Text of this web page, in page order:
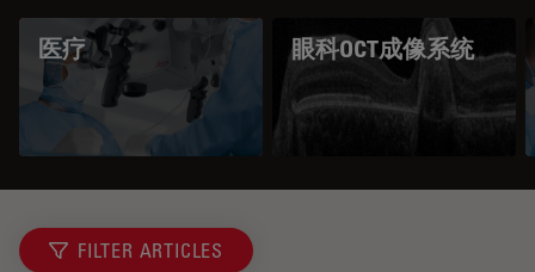
医疗 眼科OCT成像系统
FILTER ARTICLES